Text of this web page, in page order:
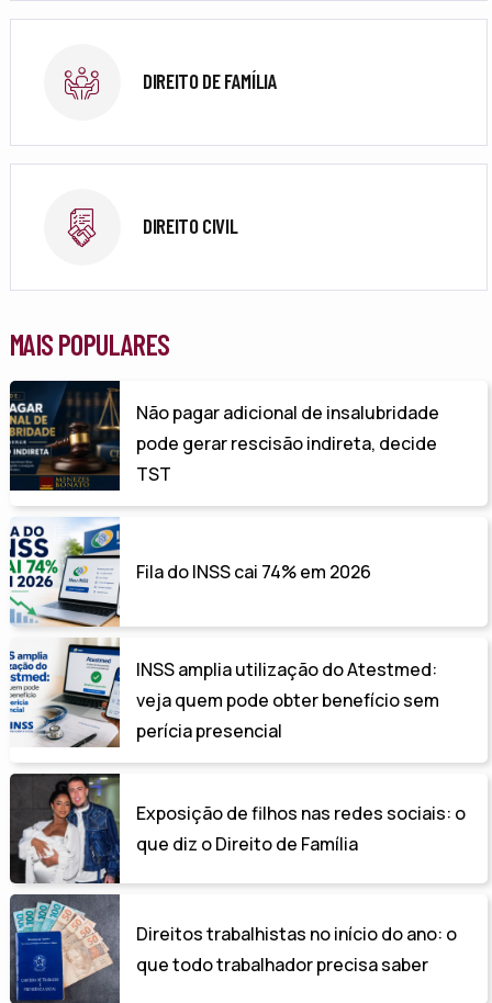
DIREITO DE FAMÍLIA
DIREITO CIVIL
MAIS POPULARES
Não pagar adicional de insalubridade
pode gerar rescisão indireta, decide
TST
Fila do INSS cai 74% em 2026
INSS amplia utilização do Atestmed:
veja quem pode obter benefício sem
perícia presencial
Exposição de filhos nas redes sociais: o
que diz o Direito de Família
Direitos trabalhistas no início do ano: o
que todo trabalhador precisa saber